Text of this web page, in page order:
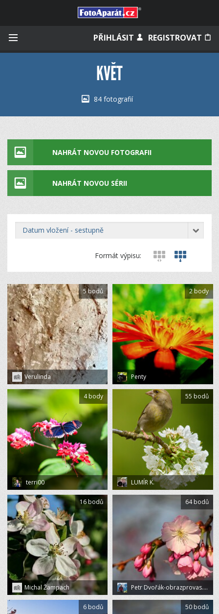
PŘIHLÁSIT REGISTROVAT
Měli jste účet na starém webu?
KVĚT
84 fotografií
NAHRÁT NOVOU FOTOGRAFII
NAHRÁT NOVOU SÉRII
datum vložení - sestupně
Formát výpisu:
Verulinda
5 bodů
Penty
2 body
terri00
4 body
LUMÍR K.
55 bodů
Michal Žampach
16 bodů
Petr Dvořák-obrazprovas.cz
64 bodů
6 bodů 50 bodů